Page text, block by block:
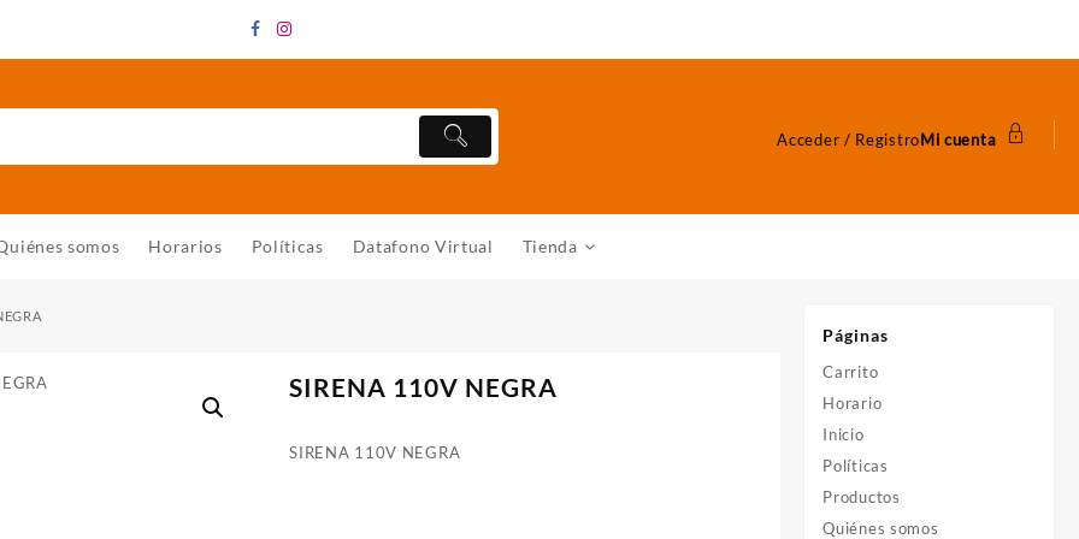
Acceder / RegistroMi cuenta
somos Horarios Políticas Datafono Virtual Tienda
SIRENA 110V NEGRA
SIRENA 110V NEGRA
Páginas
Carrito
Horario
Inicio
Políticas
Productos
Quiénes somos